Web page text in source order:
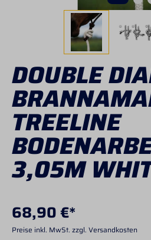
DOUBLE
TREELINE
3,05M
68,90 €*
Preise inkl. MwSt. zzgl. Versandkosten